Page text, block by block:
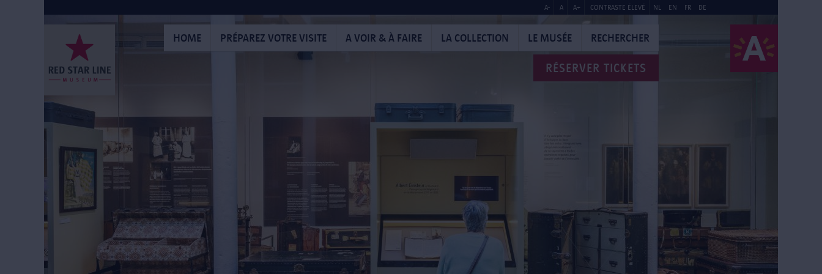
A- A A+ CONTRASTE ÉLEVÉ NL EN FR DE
HOME PRÉPAREZ VOTRE VISITE A VOIR & À FAIRE LA COLLECTION LE MUSÉE RECHERCHER
RÉSERVER TICKETS